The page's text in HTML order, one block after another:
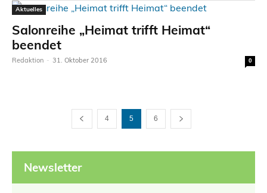
Aktuelles
Salonreihe „Heimat trifft Heimat“
beendet
Redaktion - 31. Oktober 2016 0
4 5 6
Newsletter